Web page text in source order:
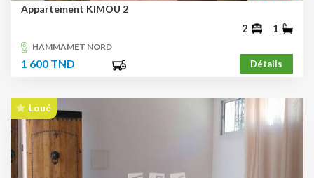
Appartement KIMOU 2
2 1
HAMMAMET NORD
1 600 TND Détails
Loué